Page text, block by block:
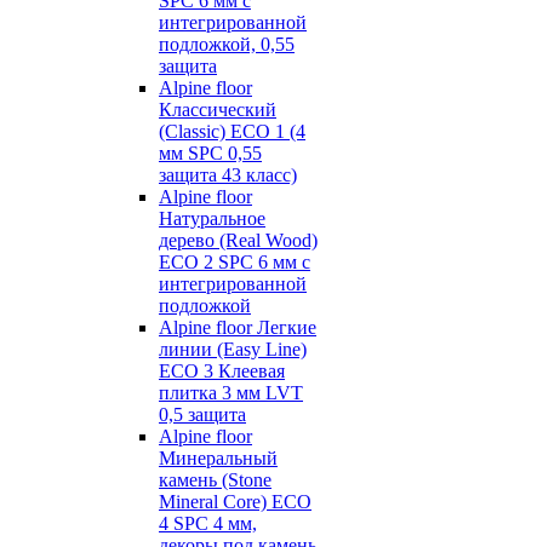
интегрированной
подложкой, 0,55
защита
Alpine floor
Классический
(Classic) ECO 1 (4
мм SPC 0,55
защита 43 класс)
Alpine floor
Натуральное
дерево (Real Wood)
ECO 2 SPC 6 мм с
интегрированной
подложкой
Alpine floor Легкие
линии (Easy Line)
ECO 3 Клеевая
плитка 3 мм LVT
0,5 защита
Alpine floor
Минеральный
камень (Stone
Mineral Core) ECO
4 SPC 4 мм,